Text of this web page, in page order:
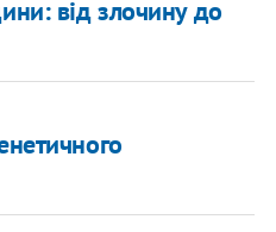
від злочину до